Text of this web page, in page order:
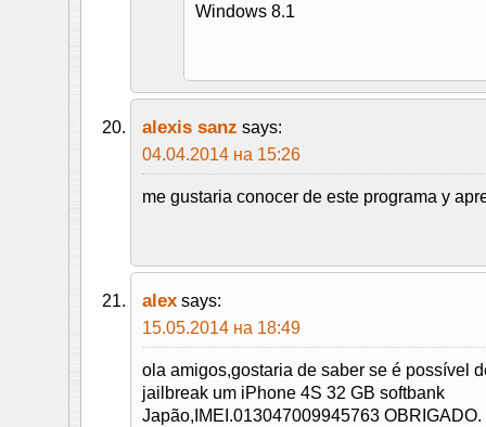
Windows 8.1
alexis sanz says:
04.04.2014 на 15:26
me gustaria conocer de este programa y
alex says:
15.05.2014 на 18:49
ola amigos,gostaria de saber se é possível
jailbreak um iPhone 4S 32 GB softbank
Japão,IMEI.013047009945763 OBRIGADO.